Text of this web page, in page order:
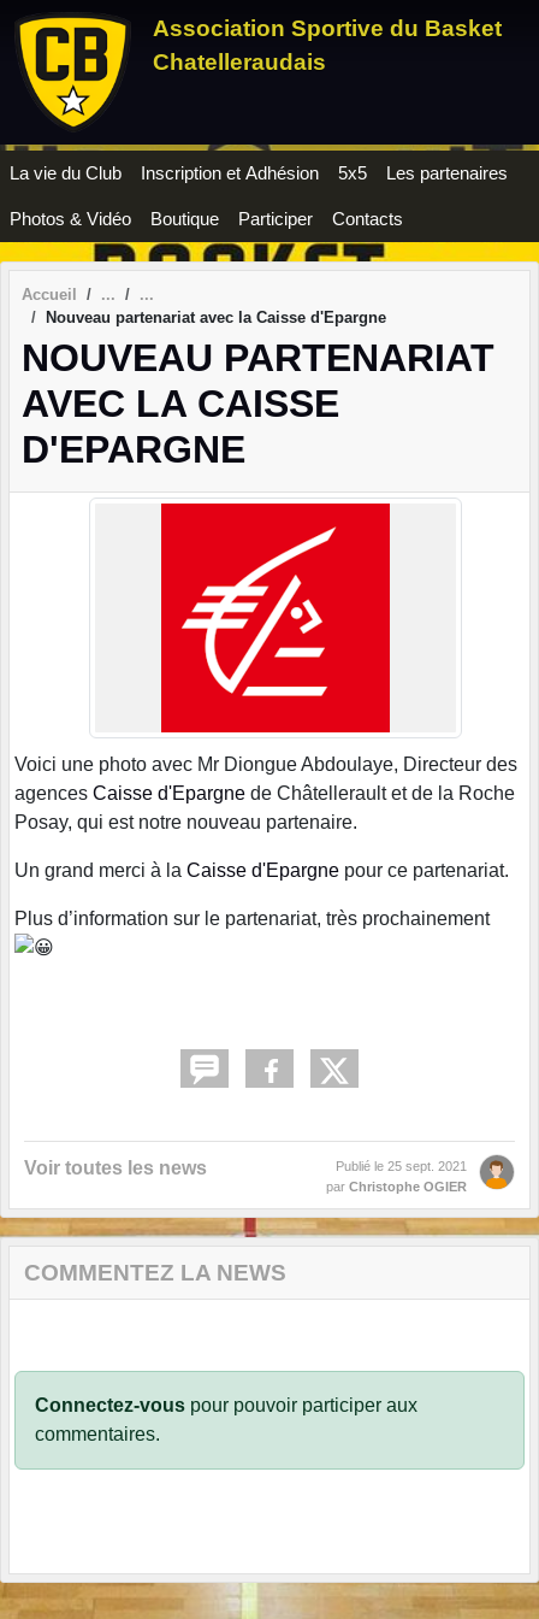
Association Sportive du Basket
Chatelleraudais
La vie du Club Inscription et Adhésion 5x5 Les partenaires
Photos & Vidéo Boutique Participer Contacts
Accueil
Nouveau partenariat avec la Caisse d'Epargne
NOUVEAU PARTENARIAT
AVEC LA CAISSE
D'EPARGNE
Voici une photo avec Mr Diongue Abdoulaye, Directeur des
agences Caisse d'Epargne de Châtellerault et de la Roche
Posay, qui est notre nouveau partenaire.
Un grand merci à la Caisse d'Epargne pour ce partenariat.
Plus d’information sur le partenariat, très prochainement
Voir toutes les news Publié le 25 sept. 2021
par Christophe OGIER
COMMENTEZ LA NEWS
Connectez-vous pour pouvoir participer aux
commentaires.
Panneau de gestion des cookies